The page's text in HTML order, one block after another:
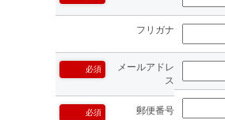
フリガナ
必須
メールアドレ
ス
必須 郵便番号